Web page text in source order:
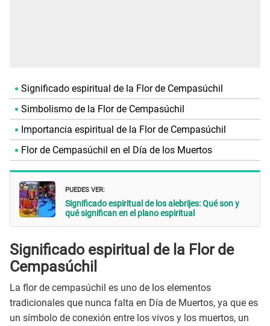
Significado espiritual de la Flor de Cempasúchil
Simbolismo de la Flor de Cempasúchil
Importancia espiritual de la Flor de Cempasúchil
Flor de Cempasúchil en el Día de los Muertos
PUEDES VER:
Significado espiritual de los alebrijes: Qué son y
qué significan en el plano espiritual
Significado espiritual de la Flor de
Cempasúchil
La flor de cempasúchil es uno de los elementos
tradicionales que nunca falta en Día de Muertos, ya que es
un símbolo de conexión entre los vivos y los muertos, un